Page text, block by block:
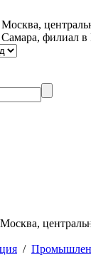
Москва,
Самара, филиал
Москва,
/